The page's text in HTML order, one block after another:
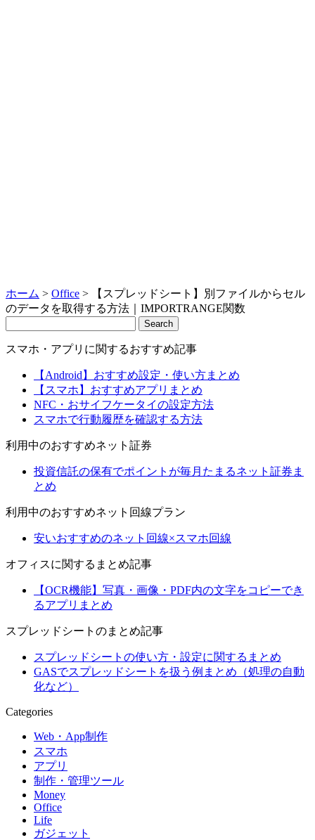
ホーム > Office >
【スプレッドシート】別ファイルからセル
のデータを取得する方法｜IMPORTRANGE関数
Search
スマホ・アプリに関するおすすめ記事
【Android】おすすめ設定・使い方まとめ
【スマホ】おすすめアプリまとめ
NFC・おサイフケータイの設定方法
スマホで行動履歴を確認する方法
利用中のおすすめネット証券
投資信託の保有でポイントが毎月たまるネット証券ま
とめ
利用中のおすすめネット回線プラン
安いおすすめのネット回線×スマホ回線
オフィスに関するまとめ記事
【OCR機能】写真・画像・PDF内の文字をコピーでき
るアプリまとめ
スプレッドシートのまとめ記事
スプレッドシートの使い方・設定に関するまとめ
GASでスプレッドシートを扱う例まとめ（処理の自動
化など）
Categories
Web・App制作
スマホ
アプリ
制作・管理ツール
Money
Office
Life
ガジェット